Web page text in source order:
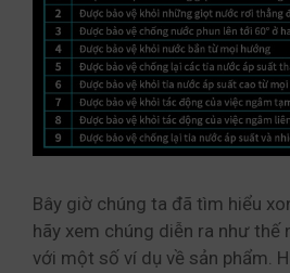
Bây giờ chúng ta đã tìm hiểu
hãy xem chúng diễn ra như
với một số ví dụ về sản phẩm.